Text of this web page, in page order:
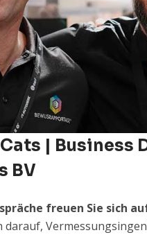
| Business
BV
freuen Sie sich
darauf,